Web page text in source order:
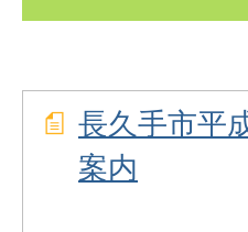
長久手市平
案内